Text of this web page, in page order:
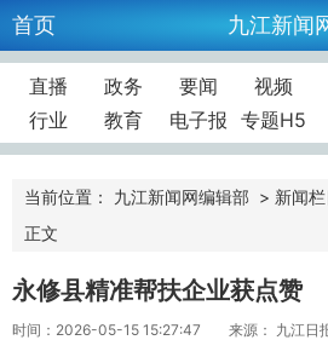
首页 九江新闻
直播 政务 要闻 视频
行业
教育 电子报 专题H5
当前位置： 九江新闻网编辑部 > 新闻栏
正文
永修县精准帮扶企业获点赞
时间：2026-05-15 15:27:47
来源： 九江日